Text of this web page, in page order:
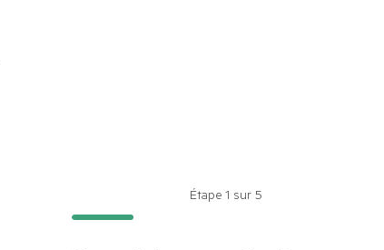
Étape1 sur5